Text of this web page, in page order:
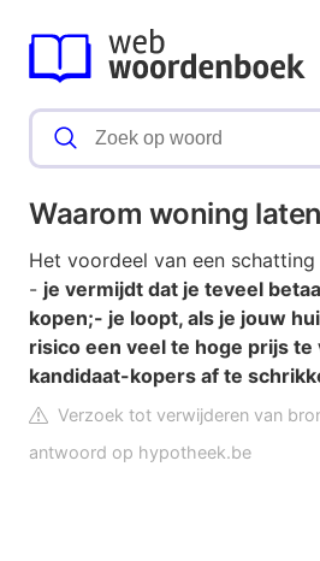
Waarom woning
Het voordeel van een
- je vermijdt dat je teveel
kopen;- je loopt, als je jouw
risico een veel te hoge prijs te
kandidaat-kopers af te
Verzoek tot verwijderen van
antwoord op hypotheek.be